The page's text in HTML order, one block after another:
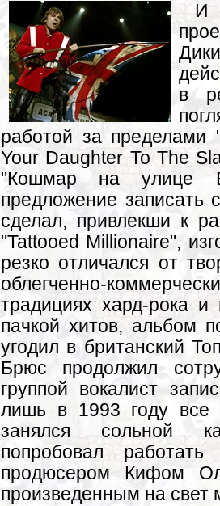
И
в
работой за пределами
Your Daughter To The
"Кошмар на улице
предложение записать
сделал, привлекши к
"Tattooed Millionaire",
резко отличался от
облегченно-
традициях хард-рока
пачкой хитов, альбом
угодил в британский
Брюс продолжил
группой вокалист
лишь в 1993 году все
занялся сольной
попробовал
продюсером Кифом
произведенным на свет